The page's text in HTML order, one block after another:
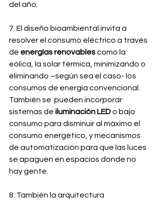
del año.
7. El diseño bioambiental invita a
resolver el consumo eléctrico a través
de energías renovables como la
eólica, la solar térmica, minimizando o
eliminando –según sea el caso- los
consumos de energía convencional.
También se  pueden incorporar
sistemas de iluminación LED o bajo
consumo para disminuir al máximo el
consumo energético, y mecanismos
de automatización para que las luces
se apaguen en espacios donde no
hay gente.
8. También la arquitectura